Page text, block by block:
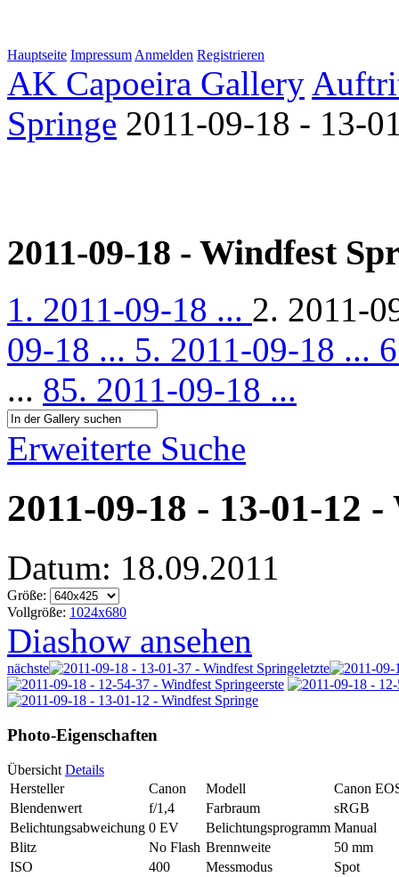
Hauptseite Impressum Anmelden Registrieren
AK Capoeira Gallery
Springe 2011-09-18 - 13-
2011-09-18 - Windfest
1. 2011-09-18 ... 2. 2011-
09-18 ... 5. 2011-09-18 ...
... 85. 2011-09-18 ...
Erweiterte Suche
2011-09-18 - 13-01-12
Datum: 18.09.2011
Größe:
Vollgröße: 1024x680
Diashow ansehen
nächste
letzte
erste
Photo-Eigenschaften
Übersicht Details
Hersteller
Canon Modell
Canon
Blendenwert
f/1,4 Farbraum
sRGB
Belichtungsabweichung 0 EV Belichtungsprogramm Manual
Blitz
No Flash Brennweite
50 mm
ISO
400 Messmodus
Spot